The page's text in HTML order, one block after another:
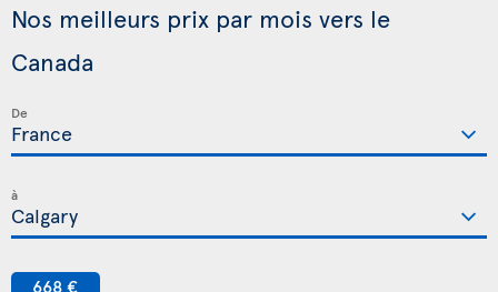
Nos meilleurs prix par mois vers le
Canada
De
à
668 €